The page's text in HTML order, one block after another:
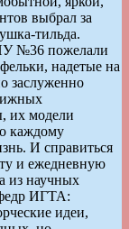
выбрал за
тильда.
№36 пожелали
надетые на
заслуженно
их модели
каждому
И справиться
и ежедневную
из научных
ИГТА:
идеи,